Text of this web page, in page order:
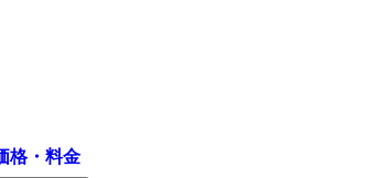
格・料金